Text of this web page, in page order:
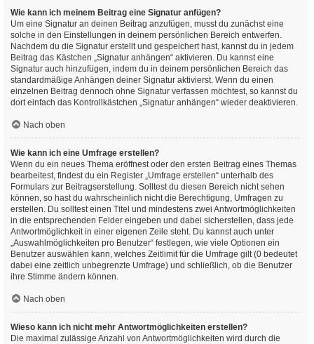
Wie kann ich meinem Beitrag eine Signatur anfügen?
Um eine Signatur an deinen Beitrag anzufügen, musst du zunächst eine
solche in den Einstellungen in deinem persönlichen Bereich entwerfen.
Nachdem du die Signatur erstellt und gespeichert hast, kannst du in jedem
Beitrag das Kästchen „Signatur anhängen“ aktivieren. Du kannst eine
Signatur auch hinzufügen, indem du in deinem persönlichen Bereich das
standardmäßige Anhängen deiner Signatur aktivierst. Wenn du einen
einzelnen Beitrag dennoch ohne Signatur verfassen möchtest, so kannst du
dort einfach das Kontrollkästchen „Signatur anhängen“ wieder deaktivieren.
Nach oben
Wie kann ich eine Umfrage erstellen?
Wenn du ein neues Thema eröffnest oder den ersten Beitrag eines Themas
bearbeitest, findest du ein Register „Umfrage erstellen“ unterhalb des
Formulars zur Beitragserstellung. Solltest du diesen Bereich nicht sehen
können, so hast du wahrscheinlich nicht die Berechtigung, Umfragen zu
erstellen. Du solltest einen Titel und mindestens zwei Antwortmöglichkeiten
in die entsprechenden Felder eingeben und dabei sicherstellen, dass jede
Antwortmöglichkeit in einer eigenen Zeile steht. Du kannst auch unter
„Auswahlmöglichkeiten pro Benutzer“ festlegen, wie viele Optionen ein
Benutzer auswählen kann, welches Zeitlimit für die Umfrage gilt (0 bedeutet
dabei eine zeitlich unbegrenzte Umfrage) und schließlich, ob die Benutzer
ihre Stimme ändern können.
Nach oben
Wieso kann ich nicht mehr Antwortmöglichkeiten erstellen?
Die maximal zulässige Anzahl von Antwortmöglichkeiten wird durch die